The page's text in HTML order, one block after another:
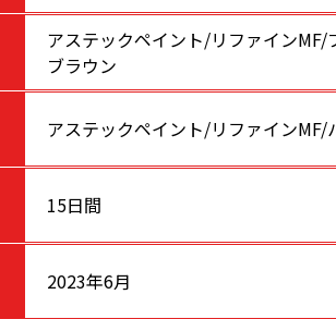
アステックペイント/リファイン
ブラウン
アステックペイント/リファインMF/
15日間
2023年6月